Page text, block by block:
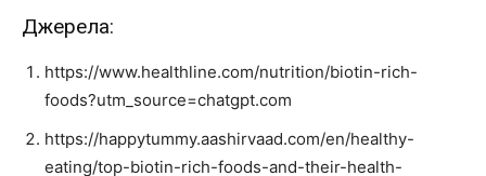
Джерела:
https://www.healthline.com/nutrition/biotin-rich-
foods?utm_source=chatgpt.com
https://happytummy.aashirvaad.com/en/healthy-
eating/top-biotin-rich-foods-and-their-health-